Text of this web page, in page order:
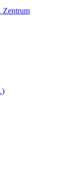
Zentrum